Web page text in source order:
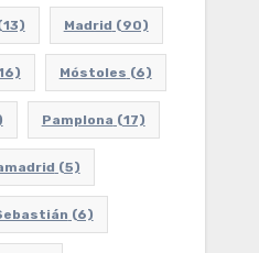
Madrid (90)
Móstoles (6)
Pamplona (17)
(5)
(6)